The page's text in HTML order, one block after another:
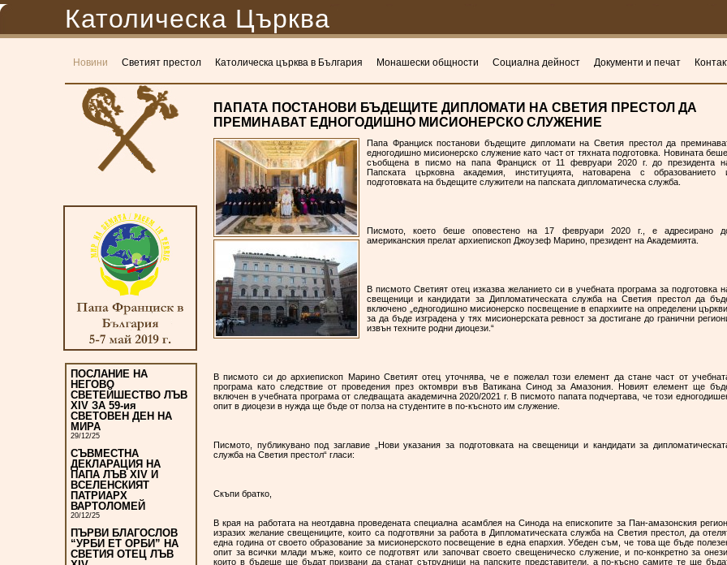
Католическа Църква
Новини Светият престол Католическа църква в България Монашески общности Социална дейност Документи и печат
ПОСЛАНИЕ НА
НЕГОВО
СВЕТЕЙШЕСТВО ЛЪВ
XIV ЗА 59-ия
СВЕТОВЕН ДЕН НА
МИРА
29/12/25
СЪВМЕСТНА
ДЕКЛАРАЦИЯ НА
ПАПА ЛЪВ XIV И
ВСЕЛЕНСКИЯТ
ПАТРИАРХ
ВАРТОЛОМЕЙ
20/12/25
ПЪРВИ БЛАГОСЛОВ
“УРБИ ЕТ ОРБИ” НА
СВЕТИЯ ОТЕЦ ЛЪВ
ПАПАТА ПОСТАНОВИ БЪДЕЩИТЕ ДИПЛОМАТИ НА СВЕТИЯ ПРЕСТОЛ ДА
ПРЕМИНАВАТ ЕДНОГОДИШНО МИСИОНЕРСКО СЛУЖЕНИЕ
Папа Франциск постанови бъдещите дипломати на Светия престол да
едногодишно мисионерско служение като част от тяхната подготовка. Новината беше
съобщена в писмо на папа Франциск от 11 февруари 2020 г. до президента
Папската църковна академия, институцията, натоварена с образованието
подготовката на бъдещите служители на папската дипломатическа служба.
Писмото, което беше оповестено на 17 февруари 2020 г., е адресирано
американския прелат архиепископ Джоузеф Марино, президент на Академията.
В писмото Светият отец изказва желанието си в учебната програма за подготовка
свещеници и кандидати за Дипломатическата служба на Светия престол да
включено „едногодишно мисионерско посвещение в епархиите на определени църкви,
за да бъде изградена у тях мисионерската ревност за достигане до гранични
извън техните родни диоцези.“
В писмото си до архиепископ Марино Светият отец уточнява, че е пожелал този елемент да стане част от
програма като следствие от проведения през октомври във Ватикана Синод за Амазония. Новият елемент ще
включен в учебната програма от следващата академична 2020/2021 г. В писмото папата подчертава, че този
опит в диоцези в нужда ще бъде от полза на студентите в по-късното им служение.
Писмото, публикувано под заглавие „Нови указания за подготовката на свещеници и кандидати за
служба на Светия престол“ гласи:
Скъпи братко,
В края на работата на неотдавна проведената специална асамблея на Синода на епископите за Пан-амазонския регион,
изразих желание свещениците, които са подготвяни за работа в Дипломатическата служба на Светия престол, да
една година от своето образование за мисионерското посвещение в една епархия. Убеден съм, че това ще бъде
опит за всички млади мъже, които се подготвят или започват своето свещеническо служение, и по-конкретно за онези,
които в бъдеще ще бъдат призвани да станат сътрудници на папските представители, а по-късно самите те ще